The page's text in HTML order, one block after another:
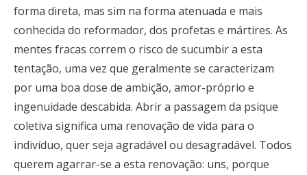
forma direta, mas sim na forma atenuada e mais
conhecida do reformador, dos profetas e mártires. As
mentes fracas correm o risco de sucumbir a esta
tentação, uma vez que geralmente se caracterizam
por uma boa dose de ambição, amor-próprio e
ingenuidade descabida. Abrir a passagem da psique
coletiva significa uma renovação de vida para o
indivíduo, quer seja agradável ou desagradável. Todos
querem agarrar-se a esta renovação: uns, porque